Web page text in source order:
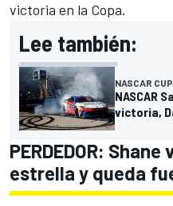
victoria en la Copa.
Lee también:
NASCAR CUP
NASCAR
victoria,
PERDEDOR:
estrella y queda